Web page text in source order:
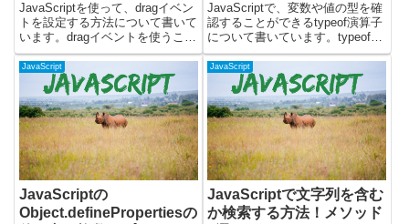
JavaScriptを使って、dragイベン
トを設定する方法について書いて
います。dragイベントを使うこと
で、要素がドラッグされていると
きに何らかの処理ができます。実
際に動くサンプルを使いつつ、以
下について書いています。・drag
イベント...
JavaScriptで、変数や値の型を確
認することができるtypeof演算子
について書いています。typeof演
算子を変数や値の前につけること
で、文字列で型を返してくれま
す。最初に、typeof演算子の使い
方を書いています。その後に、
typ...
JavaScript
JavaScriptの
Object.definePropertiesの
JavaScript
JavaScriptで文字列を含む
か検索する方法！メソッド